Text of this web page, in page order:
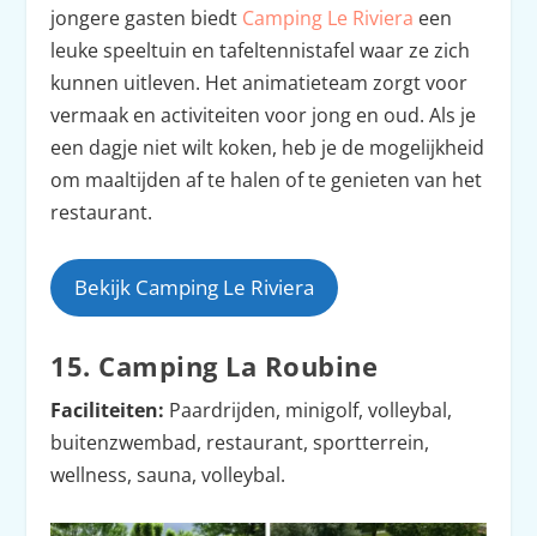
jongere gasten biedt Camping Le Riviera een
leuke speeltuin en tafeltennistafel waar ze zich
kunnen uitleven. Het animatieteam zorgt voor
vermaak en activiteiten voor jong en oud. Als je
een dagje niet wilt koken, heb je de mogelijkheid
om maaltijden af te halen of te genieten van het
restaurant.
Bekijk Camping Le Riviera
15. Camping La Roubine
Faciliteiten: Paardrijden, minigolf, volleybal,
buitenzwembad, restaurant, sportterrein,
wellness, sauna, volleybal.